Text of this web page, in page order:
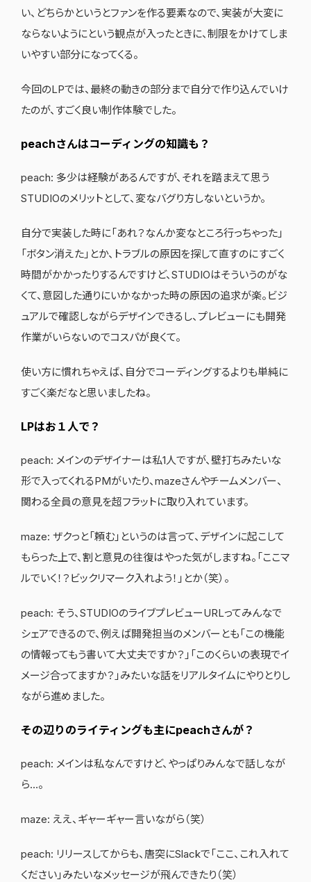
い、どちらかというとファンを作る要素なので、実装が大変に
ならないようにという観点が入ったときに、制限をかけてしま
いやすい部分になってくる。
今回のLPでは、最終の動きの部分まで自分で作り込んでいけ
たのが、すごく良い制作体験でした。
peachさんはコーディングの知識も？
peach: 多少は経験があるんですが、それを踏まえて思う
STUDIOのメリットとして、変なバグり方しないというか。
自分で実装した時に「あれ？なんか変なところ行っちゃった」
「ボタン消えた」とか、トラブルの原因を探して直すのにすごく
時間がかかったりするんですけど、STUDIOはそういうのがな
くて、意図した通りにいかなかった時の原因の追求が楽。ビジ
ュアルで確認しながらデザインできるし、プレビューにも開発
作業がいらないのでコスパが良くて。
使い方に慣れちゃえば、自分でコーディングするよりも単純に
すごく楽だなと思いましたね。
LPはお１人で？
peach: メインのデザイナーは私1人ですが、壁打ちみたいな
形で入ってくれるPMがいたり、mazeさんやチームメンバー、
関わる全員の意見を超フラットに取り入れています。
maze: ザクっと「頼む」というのは言って、デザインに起こして
もらった上で、割と意見の往復はやった気がしますね。「ここマ
ルでいく！？ビックリマーク入れよう！」とか（笑）。
peach: そう、STUDIOのライブプレビューURLってみんなで
シェアできるので、例えば開発担当のメンバーとも「この機能
の情報ってもう書いて大丈夫ですか？」「このくらいの表現でイ
メージ合ってますか？」みたいな話をリアルタイムにやりとりし
ながら進めました。
その辺りのライティングも主にpeachさんが？
peach: メインは私なんですけど、やっぱりみんなで話しなが
ら…。
maze: ええ、ギャーギャー言いながら（笑）
peach: リリースしてからも、唐突にSlackで「ここ、これ入れて
ください」みたいなメッセージが飛んできたり（笑）